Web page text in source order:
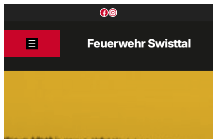
Facebook
Instagram
Feuerwehr Swisttal